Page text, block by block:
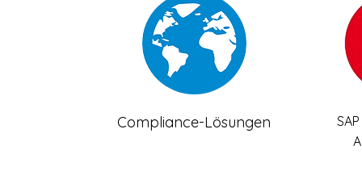
Compliance-Lösungen